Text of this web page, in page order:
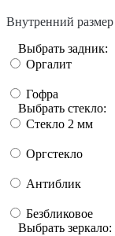
Внутренний размер
Выбрать задник:
Оргалит
Гофра
Выбрать стекло:
Стекло 2 мм
Оргстекло
Антиблик
Безбликовое
Выбрать зеркало: